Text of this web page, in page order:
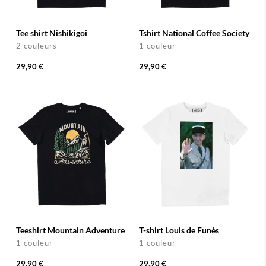
Tee shirt Nishikigoi
2 couleurs
29,90 €
Tshirt National Coffee Society
1 couleur
29,90 €
Teeshirt Mountain Adventure
1 couleur
29,90 €
T-shirt Louis de Funès
1 couleur
29,90 €